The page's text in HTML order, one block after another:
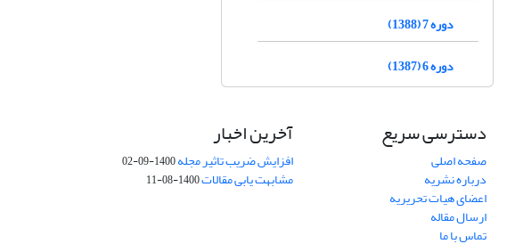
دوره 7 (1388)
دوره 6 (1387)
دسترسی سریع
صفحه اصلی
درباره نشریه
اعضای هیات تحریریه
ارسال مقاله
تماس با ما
آخرین اخبار
افزایش ضریب تاثیر مجله1400-09-02
مشابهت یابی مقالات1400-08-11